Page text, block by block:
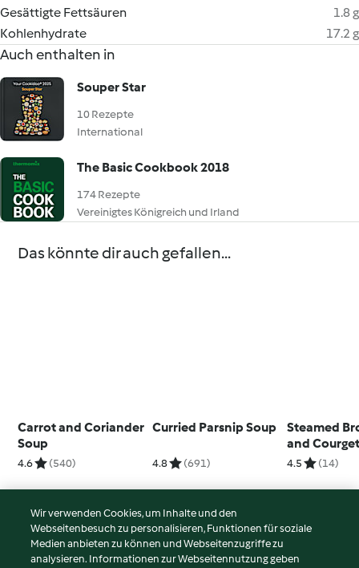
Gesättigte Fettsäuren
1.8 g
Kohlenhydrate
17.2 g
Auch enthalten in
Souper Star
10 Rezepte
International
The Basic Cookbook 2018
174 Rezepte
Vereinigtes Königreich und Irland
Das könnte dir auch gefallen...
Carrot and Coriander
Soup
4.6 (540)
Curried Parsnip Soup
4.8 (691)
Steamed
and
4.5 (14)
© Copyright 2026
Wir verwenden Cookies, um Inhalte und den
Webseitenbesuch zu personalisieren, Funktionen für soziale
Medien anbieten zu können und Webseitenzugriffe zu
analysieren. Informationen zur Webseitennutzung geben